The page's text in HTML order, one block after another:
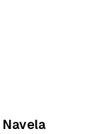
Navela